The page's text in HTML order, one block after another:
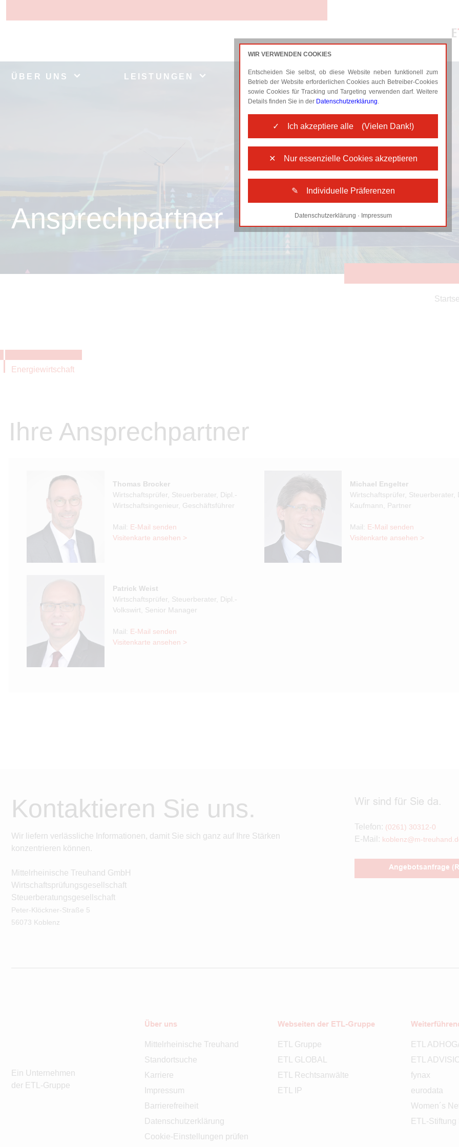
ÜBER UNS LEISTUNGEN BRANCHEN AKTUELLES
Ansprechpartner
Energiewirtschaft
Ihre Ansprechpartner
Thomas Brocker
Wirtschaftsprüfer, Steuerberater, Dipl.-
Wirtschaftsingenieur, Geschäftsführer
Mail: E-Mail senden
Visitenkarte ansehen >
Michael Engelter
Wirtschaftsprüfer, Steuerberater,
Kaufmann, Partner
Mail: E-Mail senden
Visitenkarte ansehen >
Patrick Weist
Wirtschaftsprüfer, Steuerberater, Dipl.-
Volkswirt, Senior Manager
Mail: E-Mail senden
Visitenkarte ansehen >
Kontaktieren Sie uns.
Wir liefern verlässliche Informationen, damit Sie sich ganz auf Ihre Stärken
konzentrieren können.
Mittelrheinische Treuhand GmbH
Wirtschaftsprüfungsgesellschaft
Steuerberatungsgesellschaft
Peter-Klöckner-Straße 5
56073 Koblenz
Wir sind für Sie da.
Telefon: (0261) 30312-0
E-Mail: koblenz@m-
Angebotsanfrage
Ein Unternehmen
der ETL-Gruppe
Über uns
Mittelrheinische Treuhand
Standortsuche
Karriere
Impressum
Barrierefreiheit
Datenschutzerklärung
Cookie-Einstellungen prüfen
Webseiten der ETL-Gruppe
ETL Gruppe
ETL GLOBAL
ETL Rechtsanwälte
ETL IP
ETL
ETL
fynax
eurodata
Women´s
ETL-
WIR VERWENDEN COOKIES
Entscheiden Sie selbst, ob diese Website neben funktionell zum
Betrieb der Website erforderlichen Cookies auch Betreiber-Cookies
sowie Cookies für Tracking und Targeting verwenden darf. Weitere
Details finden Sie in der Datenschutzerklärung.
✓ Ich akzeptiere alle (Vielen Dank!)
✕ Nur essenzielle Cookies akzeptieren
✎ Individuelle Präferenzen
Notwendige Cookies
Funktionalität der Website zu sichern.
unseres Angebotes einschließlich der Verknüpfung zu
Datenschutzerklärung · Impressum